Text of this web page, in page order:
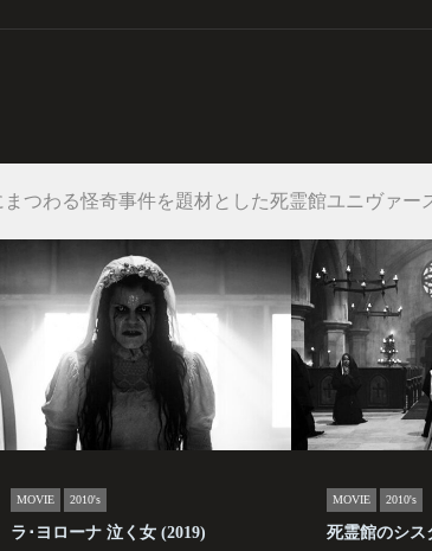
つわる怪奇事件を題材とした死霊館ユニヴァー
MOVIE 2010's
ラ･ヨローナ 泣く女 (2019)
MOVIE 2010's
死霊館のシス